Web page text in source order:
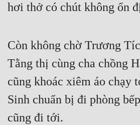
Phong Thủy - Tâm Linh
Phương Tây
Phản Phái
Quan Trường
Quân Sự
hơi thở có chút không ổn
Còn không chờ Trương
Tằng thị cùng cha chồng
cũng khoác xiêm áo chạy
Sinh chuẩn bị đi phòng
cũng đi tới.